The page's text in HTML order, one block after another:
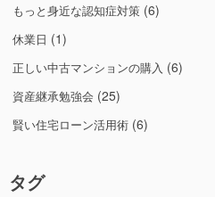
もっと身近な認知症対策 (6)
休業日 (1)
正しい中古マンションの購入 (6)
資産継承勉強会 (25)
賢い住宅ローン活用術 (6)
タグ